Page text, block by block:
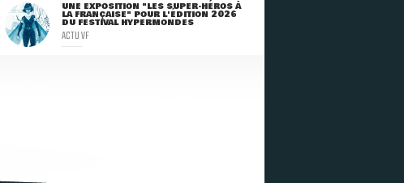
UNE EXPOSITION "LES SUPER-HÉROS À
LA FRANÇAISE" POUR L'ÉDITION 2026
DU FESTIVAL HYPERMONDES
ACTU VF